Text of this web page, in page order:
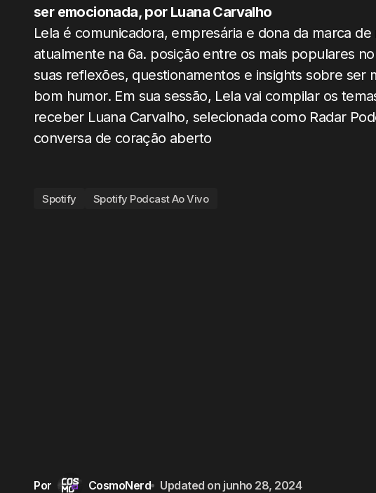
ser emocionada, por Luana Carvalho
Lela é comunicadora, empresária e dona da marca
atualmente na 6a. posição entre os mais populares
suas reflexões, questionamentos e insights sobre ser
bom humor. Em sua sessão, Lela vai compilar os
receber Luana Carvalho, selecionada como Radar
conversa de coração aberto
Spotify Spotify Podcast Ao Vivo
Por CosmoNerd Updated on junho 28, 2024